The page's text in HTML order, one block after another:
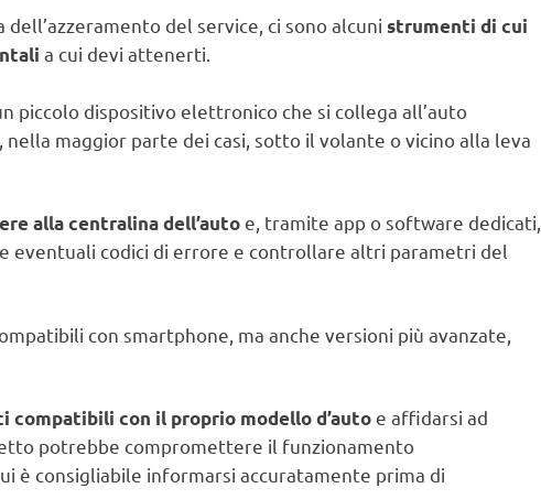
del service, ci sono alcuni strumenti di cui
a cui devi attenerti.
un piccolo dispositivo elettronico che si collega all’auto
maggior parte dei casi, sotto il volante o vicino alla leva
alla centralina dell’auto e, tramite app o software dedicati,
eventuali codici di errore e controllare altri parametri del
con smartphone, ma anche versioni più avanzate,
compatibili con il proprio modello d’auto e affidarsi ad
potrebbe compromettere il funzionamento
è consigliabile informarsi accuratamente prima di